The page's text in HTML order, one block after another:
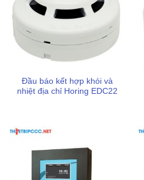
Đầu báo kết hợp khói và
nhiệt địa chỉ Horing EDC22